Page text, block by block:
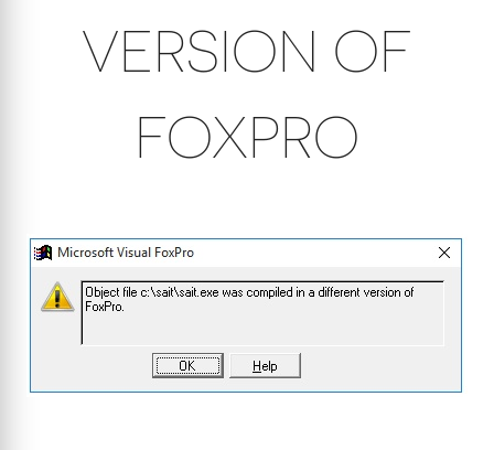
VERSION OF
FOXPRO